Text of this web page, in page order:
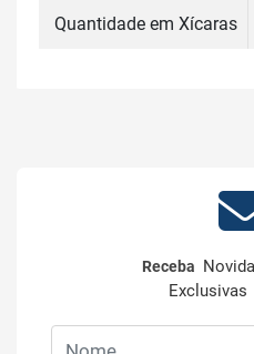
Quantidade em Xícaras
Receba